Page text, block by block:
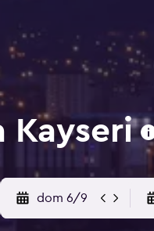
Kayseri
dom 6/9